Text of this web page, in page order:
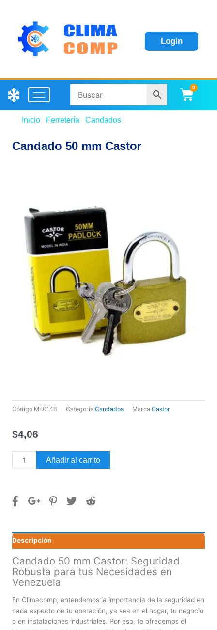
Login
0
Inicio Ferretería Candados
Candado 50 mm Castor
Código MF0148 Categoría Candados Marca Castor
$4,06
Candado
50
cantidad
Añadir al carrito
Descripción
Candado 50 mm Castor: Seguridad
Robusta para tus Necesidades en
Venezuela
En Climacomp, entendemos la importancia de la seguridad en
cada aspecto de tu operación, ya sea en el hogar, tu negocio
o en instalaciones industriales. Por eso, te ofrecemos el